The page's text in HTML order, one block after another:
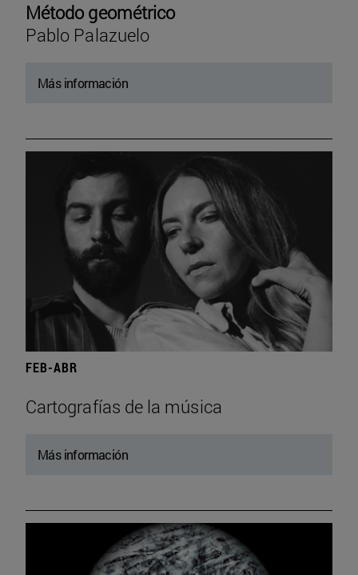
Método geométrico
Pablo Palazuelo
Más información
FEB-ABR
Cartografías de la música
Más información